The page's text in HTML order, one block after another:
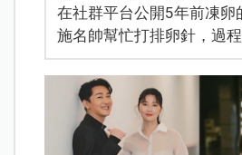
在社群平台公開5年前凍卵
施名帥幫忙打排卵針，過